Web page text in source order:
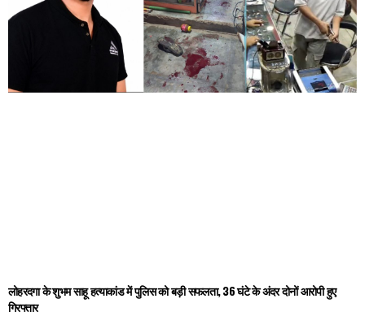
लोहरदगा के शुभम साहू हत्याकांड में पुलिस को बड़ी सफलता, 36 घंटे के अंदर दोनों आरोपी हुए
गिरफ्तार